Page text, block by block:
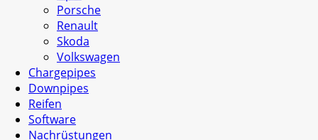
Porsche
Renault
Skoda
Volkswagen
Chargepipes
Downpipes
Reifen
Software
Nachrüstungen